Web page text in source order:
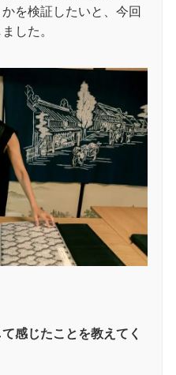
を検証したいと、今回
した。
感じたことを教えてく